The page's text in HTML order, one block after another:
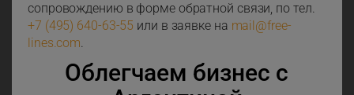
сопровождению в форме обратной связи, по тел.
+7 (495) 640-63-55 или в заявке на mail@free-
lines.com.
Облегчаем бизнес с